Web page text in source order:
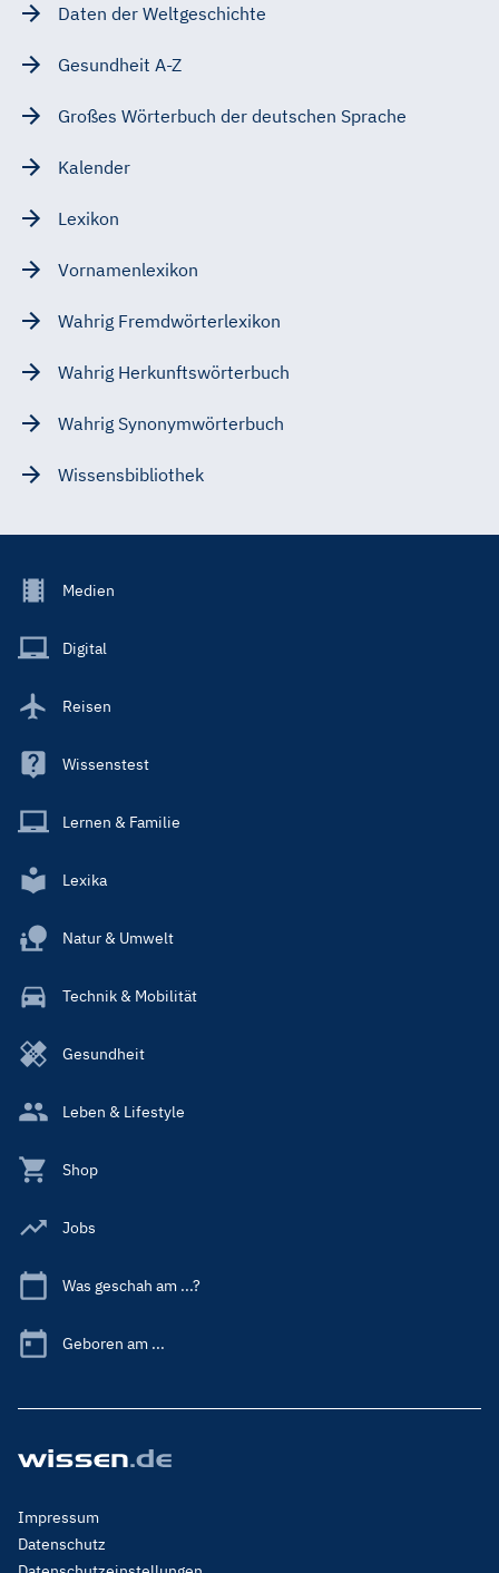
Daten der Weltgeschichte
Gesundheit A-Z
Großes Wörterbuch der deutschen Sprache
Kalender
Lexikon
Vornamenlexikon
Wahrig Fremdwörterlexikon
Wahrig Herkunftswörterbuch
Wahrig Synonymwörterbuch
Wissensbibliothek
Footer
Main
Medien
Digital
Reisen
Wissenstest
Lernen & Familie
Lexika
Natur & Umwelt
Technik & Mobilität
Gesundheit
Leben & Lifestyle
Shop
Jobs
Was geschah am ...?
Geboren am ...
Footer
Menu
Impressum
Datenschutz